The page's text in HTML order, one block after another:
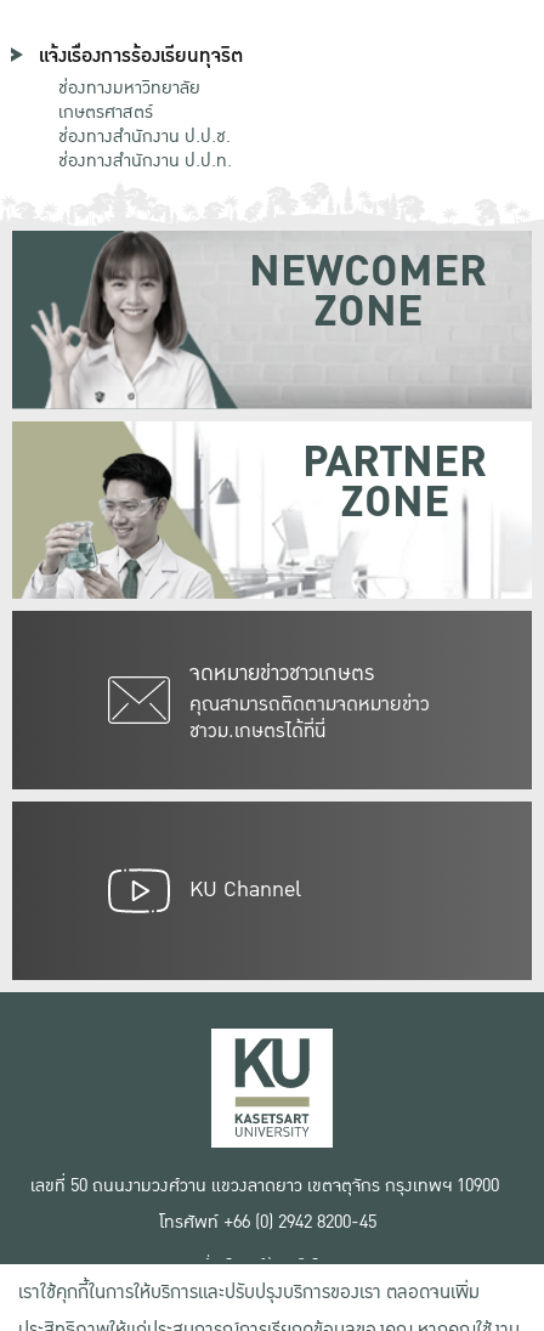
แจ้งเรื่องการร้องเรียนทุจริต
ช่องทางมหาวิทยาลัย
เกษตรศาสตร์
ช่องทางสำนักงาน ป.ป.ช.
ช่องทางสำนักงาน ป.ป.ท.
จดหมายข่าวชาวเกษตร
คุณสามารถติดตามจดหมายข่าว
ชาวม.เกษตรได้ที่นี่
NEWCOMER
ZONE
PARTNER
ZONE
KU Channel
เลขที่ 50 ถนนงามวงศ์วาน แขวงลาดยาว เขตจตุจักร กรุงเทพฯ 10900
โทรศัพท์ +66 (0) 2942 8200-45
เงื่อนไขการใช้งานเว็บไซต์
ข้อตกลงด้านสิทธิ์ใช้งาน
นโยบายความเป็นส่วนตัว
เราใช้คุกกี้ในการให้บริการและปรับปรุงบริการของเรา ตลอดจนเพิ่ม